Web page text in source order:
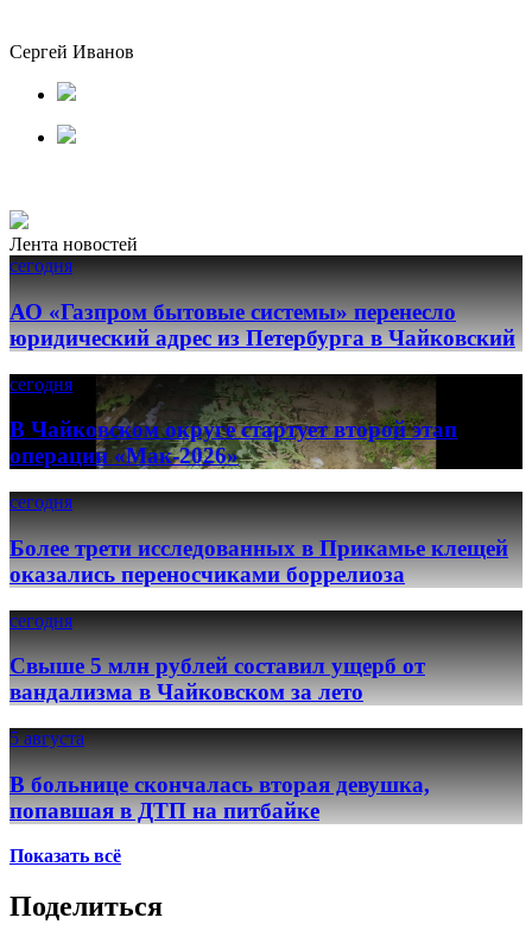
Сергей Иванов
Лента новостей
сегодня
АО «Газпром бытовые системы» перенесло
юридический адрес из Петербурга в Чайковский
сегодня
В Чайковском округе стартует второй этап
операции «Мак-2026»
сегодня
Более трети исследованных в Прикамье клещей
оказались переносчиками боррелиоза
сегодня
Свыше 5 млн рублей составил ущерб от
вандализма в Чайковском за лето
5 августа
В больнице скончалась вторая девушка,
попавшая в ДТП на питбайке
Показать всё
Поделиться